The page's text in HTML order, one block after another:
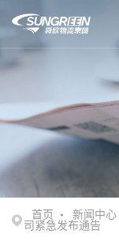
首页 新闻中心
司紧急发布通告